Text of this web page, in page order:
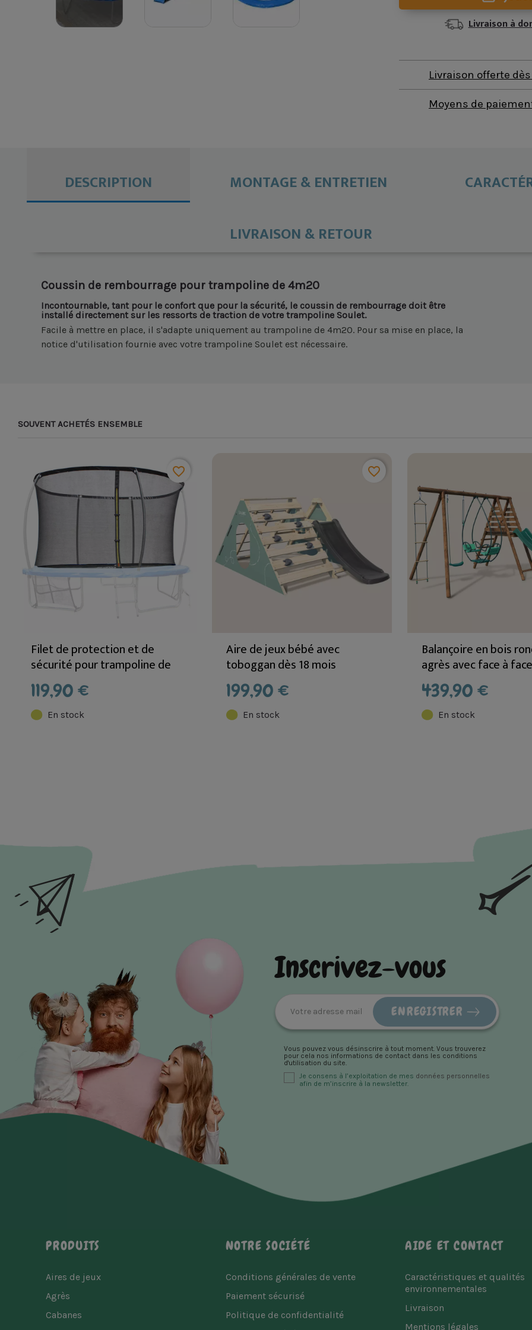
Livraison à
Livraison offerte
Moyens de
DESCRIPTION MONTAGE & ENTRETIEN
LIVRAISON & RETOUR
Coussin de rembourrage pour trampoline de 4m20
Incontournable, tant pour le confort que pour la sécurité, le coussin de rembourrage doit être
installé directement sur les ressorts de traction de votre trampoline Soulet.
Facile à mettre en place, il s'adapte uniquement au trampoline de 4m20. Pour sa mise en place, la
notice d'utilisation fournie avec votre trampoline Soulet est nécessaire.
SOUVENT ACHETÉS ENSEMBLE
Filet de protection et de
sécurité pour trampoline de
4m27 - Pièces détachées
119,90 €
En stock
favorite_border
Aire de jeux bébé avec
toboggan dès 18 mois
HERCULE
199,90 €
En stock
favorite_border
Balançoire en bois
agrès avec face à
et toboggan LAVANDE
439,90 €
En stock
Inscrivez-vous
Vous pouvez vous désinscrire à tout moment. Vous trouverez
pour cela nos informations de contact dans les conditions
d'utilisation du site.
Je consens à l’exploitation de mes données personnelles
afin de m’inscrire à la newsletter.
PRODUITS
Aires de jeux
Agrès
Cabanes
NOTRE SOCIÉTÉ
Conditions générales de vente
Paiement sécurisé
Politique de confidentialité
AIDE ET CONTACT
Caractéristiques et qualités
environnementales
Livraison
Mentions légales